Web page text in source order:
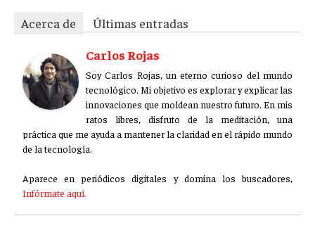
Acerca de
Últimas entradas
Carlos Rojas
Soy Carlos Rojas, un eterno curioso del mundo
tecnológico. Mi objetivo es explorar y explicar las
innovaciones que moldean nuestro futuro. En mis
ratos libres, disfruto de la meditación, una
práctica que me ayuda a mantener la claridad en el rápido mundo
de la tecnología.
Aparece en periódicos digitales y domina los buscadores,
Infórmate aquí.